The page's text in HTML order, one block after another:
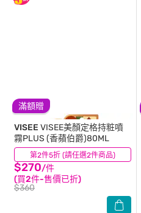
滿額贈
第2件5折 (請任選2件商品)
VISEE VISEE美顏定格持粧噴
霧PLUS (香蘋伯爵)80ML
$270/件
(買2件-售價已折)
$360
(0)